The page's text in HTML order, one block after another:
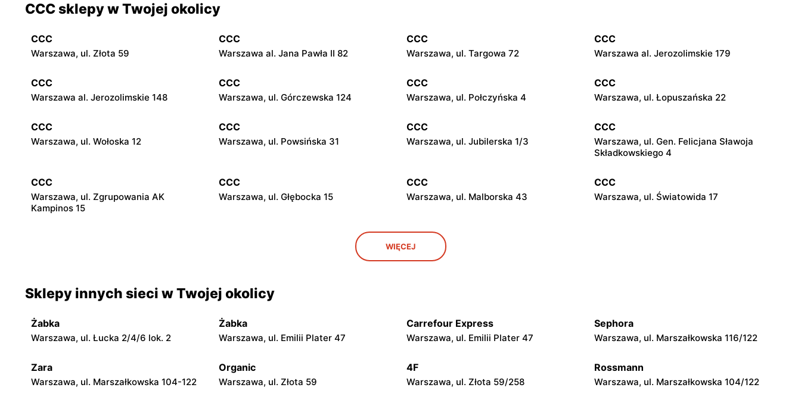
CCC sklepy w Twojej okolicy
CCC
Warszawa, ul. Złota 59
CCC
Warszawa al. Jana Pawła II 82
CCC
Warszawa, ul. Targowa 72
CCC
Warszawa al. Jerozolimskie 179
CCC
Warszawa al. Jerozolimskie 148
CCC
Warszawa, ul. Górczewska 124
CCC
Warszawa, ul. Połczyńska 4
CCC
Warszawa, ul. Łopuszańska 22
CCC
Warszawa, ul. Wołoska 12
CCC
Warszawa, ul. Powsińska 31
CCC
Warszawa, ul. Jubilerska 1/3
CCC
Warszawa, ul. Gen. Felicjana Sławoja
Składkowskiego 4
CCC
Warszawa, ul. Zgrupowania AK
Kampinos 15
CCC
Warszawa, ul. Głębocka 15
CCC
Warszawa, ul. Malborska 43
CCC
Warszawa, ul. Światowida 17
Warszawa, ul. Kazimierza Szpotańskiego
Łomianki, ul. Brukowa 25
CCC CCC
Piłsudskiego 31C
Wołomin, ul. Geodetów 2 Otwock, ul. Kupiecka 2 Podkowa Leśna, ul. Gołębia 26 Radzymin, ul. Konstytucji 3 Maja 13
WIĘCEJ
Sklepy innych sieci w Twojej okolicy
Żabka
Warszawa, ul. Łucka 2/4/6 lok. 2
Żabka
Warszawa, ul. Emilii Plater 47
Carrefour Express
Warszawa, ul. Emilii Plater 47
Sephora
Warszawa, ul. Marszałkowska 116/122
Zara
Warszawa, ul. Marszałkowska 104-122
Organic
Warszawa, ul. Złota 59
4F
Warszawa, ul. Złota 59/258
Rossmann
Warszawa, ul. Marszałkowska 104/122